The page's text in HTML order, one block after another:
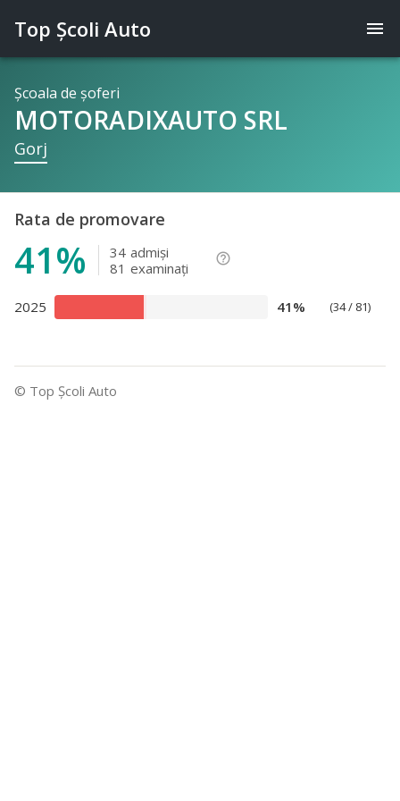
menu
Top Şcoli Auto
Şcoala de şoferi
MOTORADIXAUTO SRL
Gorj
Rata de promovare
41% 34 admişi
81 examinaţi
help_outline
2025 41% (34 / 81)
© Top Şcoli Auto